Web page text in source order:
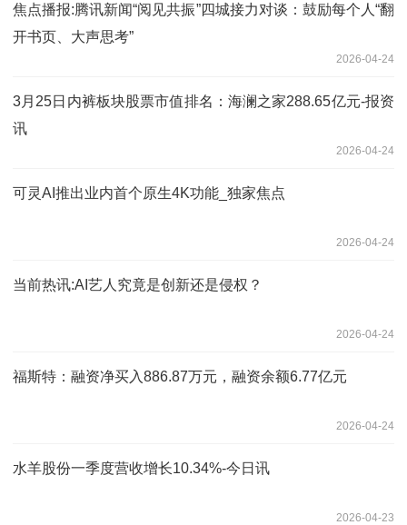
焦点播报:腾讯新闻“阅见共振”四城接力对谈：鼓励每个人“翻
开书页、大声思考”
2026-04-24
3月25日内裤板块股票市值排名：海澜之家288.65亿元-报资
讯
2026-04-24
可灵AI推出业内首个原生4K功能_独家焦点
2026-04-24
当前热讯:AI艺人究竟是创新还是侵权？
2026-04-24
福斯特：融资净买入886.87万元，融资余额6.77亿元
2026-04-24
水羊股份一季度营收增长10.34%-今日讯
2026-04-23